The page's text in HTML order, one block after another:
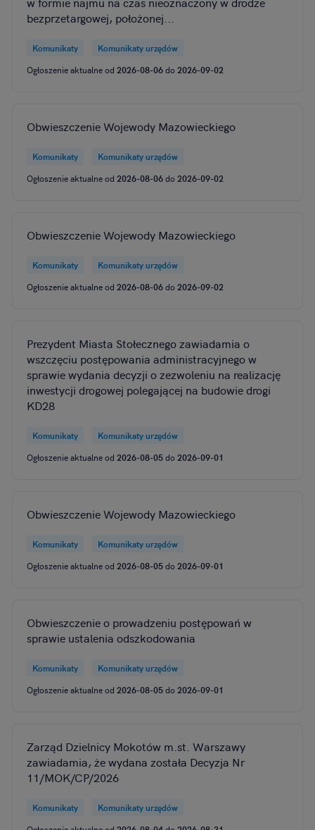
bezprzetargowej, położonej...
Komunikaty
Komunikaty urzędów
Ogłoszenie aktualne od 2026-08-06do 2026-09-02
Obwieszczenie Wojewody Mazowieckiego
Komunikaty
Komunikaty urzędów
Ogłoszenie aktualne od 2026-08-06do 2026-09-02
Obwieszczenie Wojewody Mazowieckiego
Komunikaty
Komunikaty urzędów
Ogłoszenie aktualne od 2026-08-06do 2026-09-02
Prezydent Miasta Stołecznego zawiadamia o
wszczęciu postępowania administracyjnego w
sprawie wydania decyzji o zezwoleniu na realizację
inwestycji drogowej polegającej na budowie drogi
KD28
Komunikaty
Komunikaty urzędów
Ogłoszenie aktualne od 2026-08-05do 2026-09-01
Obwieszczenie Wojewody Mazowieckiego
Komunikaty
Komunikaty urzędów
Ogłoszenie aktualne od 2026-08-05do 2026-09-01
Obwieszczenie o prowadzeniu postępowań w
sprawie ustalenia odszkodowania
Komunikaty
Komunikaty urzędów
Ogłoszenie aktualne od 2026-08-05do 2026-09-01
Zarząd Dzielnicy Mokotów m.st. Warszawy
zawiadamia, że wydana została Decyzja Nr
11/MOK/CP/2026
Komunikaty
Komunikaty urzędów